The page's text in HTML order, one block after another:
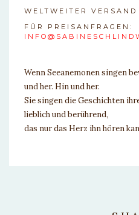
WELTWEITER VERSAND
FÜR PREISANFRAGEN:
Wenn Seeanemonen singen
und her. Hin und her.
Sie singen die Geschichten
lieblich und berührend,
das nur das Herz ihn hören